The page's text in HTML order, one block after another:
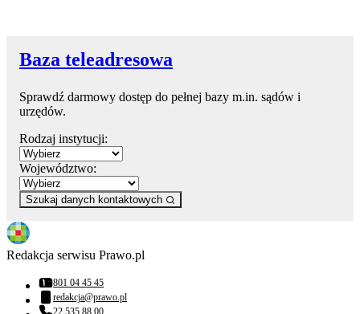
Baza teleadresowa
Sprawdź darmowy dostęp do pełnej bazy m.in. sądów i
urzędów.
Rodzaj instytucji:
Województwo:
Szukaj danych kontaktowych
Redakcja serwisu Prawo.pl
Numer telefonu:
801 04 45 45
Adres email:
redakcja@prawo.pl
22 535 88 00